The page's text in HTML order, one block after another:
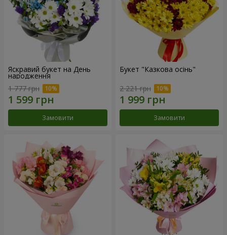
Яскравий букет на День
народження
1 777 грн
Замовити
Букет "Казкова осінь"
2 221 грн
Замовити